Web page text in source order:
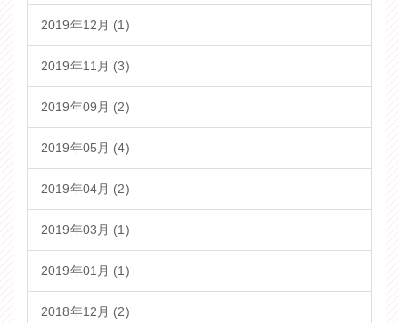
2019年12月 (1)
2019年11月 (3)
2019年09月 (2)
2019年05月 (4)
2019年04月 (2)
2019年03月 (1)
2019年01月 (1)
2018年12月 (2)